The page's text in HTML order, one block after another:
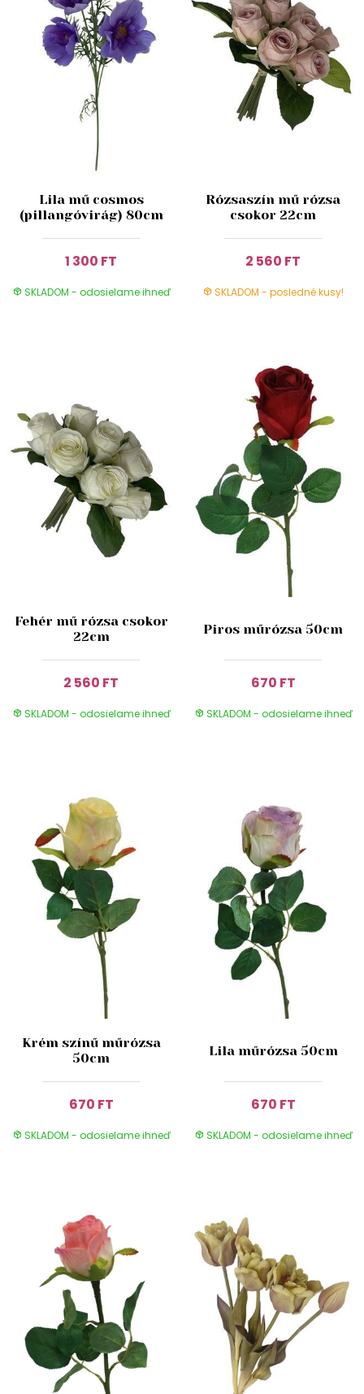
Lila mű cosmos
(pillangóvirág) 80cm
1 300 FT
SKLADOM - odosielame ihneď
Rózsaszín mű rózsa
csokor 22cm
2 560 FT
SKLADOM - posledné kusy!
Fehér mű rózsa csokor
22cm
2 560 FT
SKLADOM - odosielame ihneď
Piros műrózsa 50cm
670 FT
SKLADOM - odosielame ihneď
Krém színű műrózsa
50cm
670 FT
SKLADOM - odosielame ihneď
Lila műrózsa 50cm
670 FT
SKLADOM - odosielame ihneď